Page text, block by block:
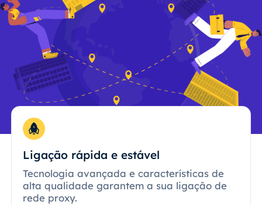
Ligação rápida e estável
Tecnologia avançada e características de
alta qualidade garantem a sua ligação de
rede proxy.